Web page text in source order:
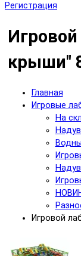
Регистрация
крыши"
Главная
Игровые
На
Игровой